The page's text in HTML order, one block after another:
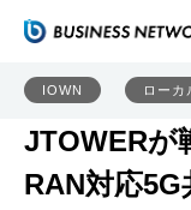
IOWN ローカ
JTOWER
RAN対応